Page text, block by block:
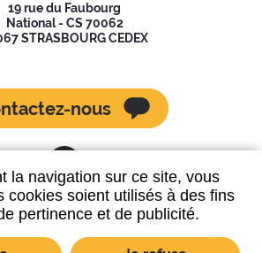
la navigation sur ce site, vous
cookies soient utilisés à des fins
pertinence et de publicité.
19 rue du Faubourg
National - CS 70062
STRASBOURG CEDEX
nous
Mentions légales Plan du site